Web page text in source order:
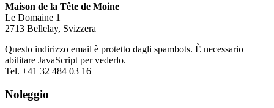
Maison de la Tête de Moine
Le Domaine 1
2713 Bellelay, Svizzera
Questo indirizzo email è protetto dagli spambots. È necessario
abilitare JavaScript per vederlo.
Tel. +41 32 484 03 16
Noleggio